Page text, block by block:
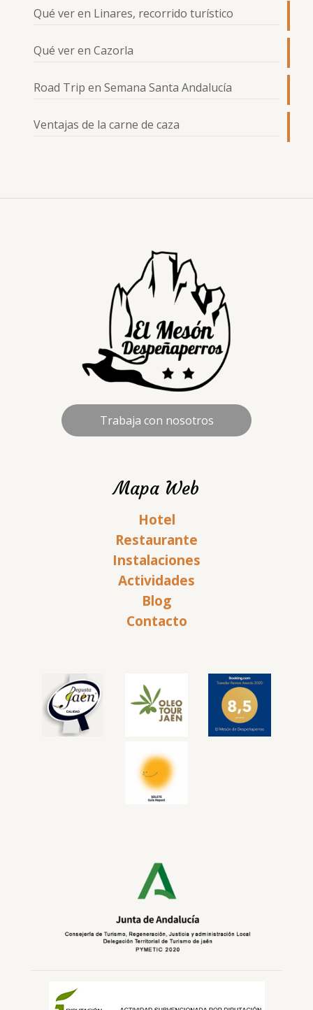
Qué ver en Linares, recorrido turístico
Qué ver en Cazorla
Road Trip en Semana Santa Andalucía
Ventajas de la carne de caza
Trabaja con nosotros
Mapa Web
Hotel
Restaurante
Instalaciones
Actividades
Blog
Contacto